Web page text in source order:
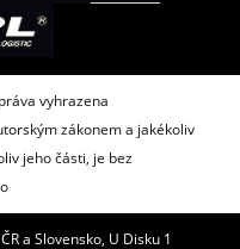
vyhrazena
zákonem a jakékoliv
jeho části, je bez
a Slovensko, U Disku 1